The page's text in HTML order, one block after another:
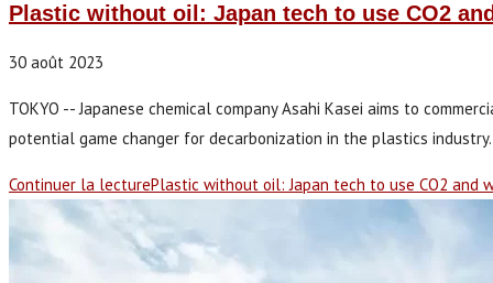
Plastic without oil: Japan tech to use CO2
30 août 2023
TOKYO -- Japanese chemical company Asahi Kasei aims to
potential game changer for decarbonization in the plastics
Continuer la lecturePlastic without oil: Japan tech to use CO2 and